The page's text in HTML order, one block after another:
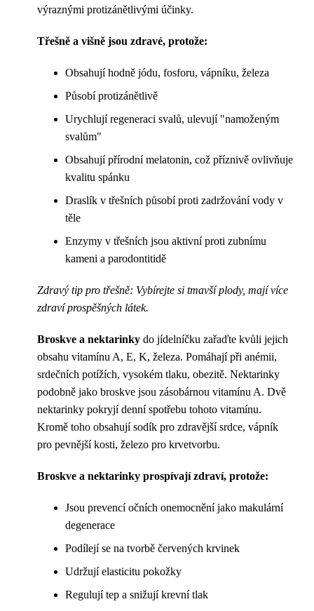
výraznými protizánětlivými účinky.
Třešně a višně jsou zdravé, protože:
Obsahují hodně jódu, fosforu, vápníku, železa
Působí protizánětlivě
Urychlují regeneraci svalů, ulevují "namoženým
svalům"
Obsahují přírodní melatonin, což příznivě ovlivňuje
kvalitu spánku
Draslík v třešních působí proti zadržování vody v
těle
Enzymy v třešních jsou aktivní proti zubnímu
kameni a parodontitidě
Zdravý tip pro třešně: Vybírejte si tmavší plody, mají více
zdraví prospěšných látek.
Broskve a nektarinky do jídelníčku zařaďte kvůli jejich
obsahu vitamínu A, E, K, železa. Pomáhají při anémii,
srdečních potížích, vysokém tlaku, obezitě. Nektarinky
podobně jako broskve jsou zásobárnou vitamínu A. Dvě
nektarinky pokryjí denní spotřebu tohoto vitamínu.
Kromě toho obsahují sodík pro zdravější srdce, vápník
pro pevnější kosti, železo pro krvetvorbu.
Broskve a nektarinky prospívají zdraví, protože:
Jsou prevencí očních onemocnění jako makulární
degenerace
Podílejí se na tvorbě červených krvinek
Udržují elasticitu pokožky
Regulují tep a snižují krevní tlak